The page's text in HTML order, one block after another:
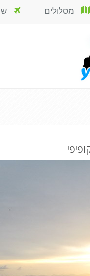
מסלולים